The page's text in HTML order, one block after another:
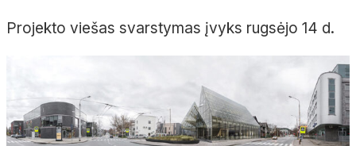
Projekto viešas svarstymas įvyks rugsėjo 14 d.